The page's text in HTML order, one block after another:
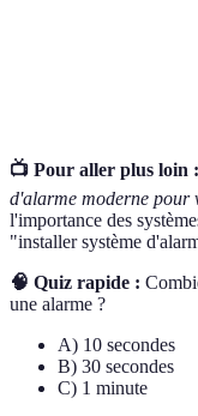
📺 Pour aller plus loin :
d'alarme moderne pour
l'importance des
"installer système
🧠 Quiz rapide :
une alarme ?
A) 10 secondes
B) 30 secondes
C) 1 minute